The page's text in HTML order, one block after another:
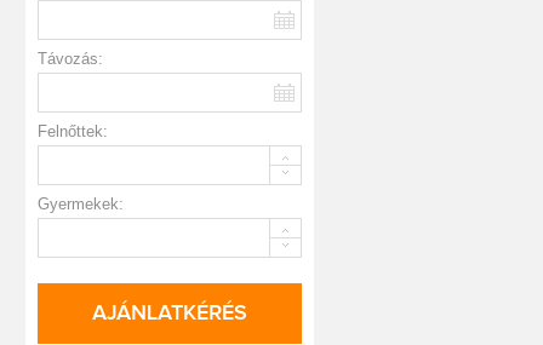
Távozás:
Felnőttek:
Gyermekek:
AJÁNLATKÉRÉS